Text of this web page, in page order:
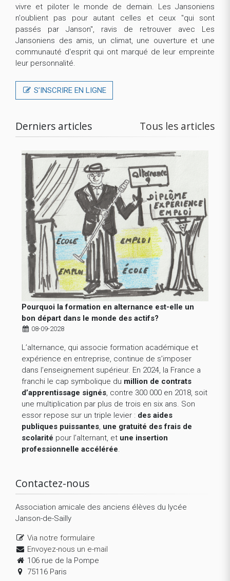
vivre et piloter le monde de demain. Les Jansoniens
n'oublient pas pour autant celles et ceux "qui sont
passés par Janson", ravis de retrouver avec Les
Jansoniens des amis, un climat, une ouverture et une
communauté d'esprit qui ont marqué de leur empreinte
leur personnalité.
S’INSCRIRE EN LIGNE
Derniers articles Tous les articles
Pourquoi la formation en alternance est-elle un
bon départ dans le monde des actifs?
08-09-2028
L’alternance, qui associe formation académique et
expérience en entreprise, continue de s’imposer
dans l’enseignement supérieur. En 2024, la France a
franchi le cap symbolique du million de contrats
d’apprentissage signés, contre 300 000 en 2018, soit
une multiplication par plus de trois en six ans. Son
essor repose sur un triple levier : des aides
publiques puissantes, une gratuité des frais de
scolarité pour l’alternant, et une insertion
professionnelle accélérée.
Contactez-nous
Association amicale des anciens élèves du lycée
Janson-de-Sailly
Via notre formulaire
Envoyez-nous un e-mail
106 rue de la Pompe
75116 Paris